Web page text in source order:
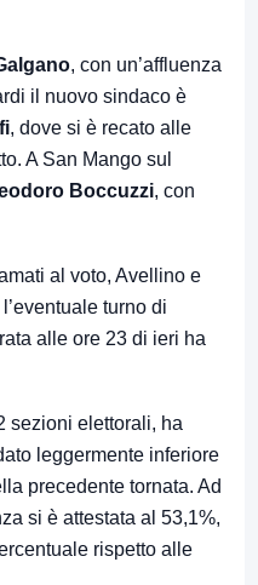
, con un’affluenza
il nuovo sindaco è
, dove si è recato alle
A San Mango sul
Boccuzzi, con
al voto, Avellino e
turno di
alle ore 23 di ieri ha
sezioni elettorali, ha
leggermente inferiore
precedente tornata. Ad
si è attestata al 53,1%,
rispetto alle